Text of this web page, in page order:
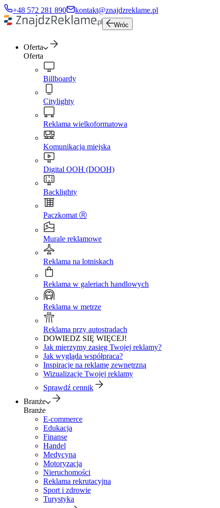
+48 572 281 890 kontakt@znajdzreklame.pl
Wróc
Oferta
Oferta
Billboardy
Citylighty
Reklama wielkoformatowa
Komunikacja miejska
Digital OOH (DOOH)
Backlighty
Paczkomat Ⓡ
Murale reklamowe
Reklama na lotniskach
Reklama w galeriach handlowych
Reklama w metrze
Reklama przy autostradach
DOWIEDZ SIĘ WIĘCEJ!
Jak mierzymy zasięg Twojej reklamy?
Jak wygląda współpraca?
Inspiracje na reklamę zewnętrzną
Wizualizacje Twojej reklamy
Sprawdź cennik
Branże
Branże
E-commerce
Edukacja
Finanse
Handel
Medycyna
Motoryzacja
Nieruchomości
Reklama rekrutacyjna
Sport i zdrowie
Turystyka